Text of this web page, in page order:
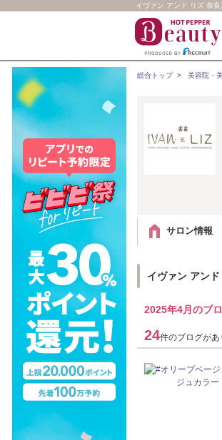
イヴァン アンド リズ 奈
総合トップ> 美容院・
サロン情報
イヴァン アン
2025年4月のブ
24件のブログがあ